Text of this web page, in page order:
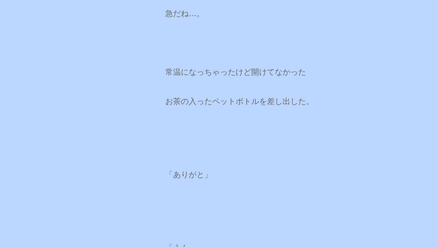
急だね…。
常温になっちゃったけど開けてなかった
お茶の入ったペットボトルを差し出した。
「ありがと」